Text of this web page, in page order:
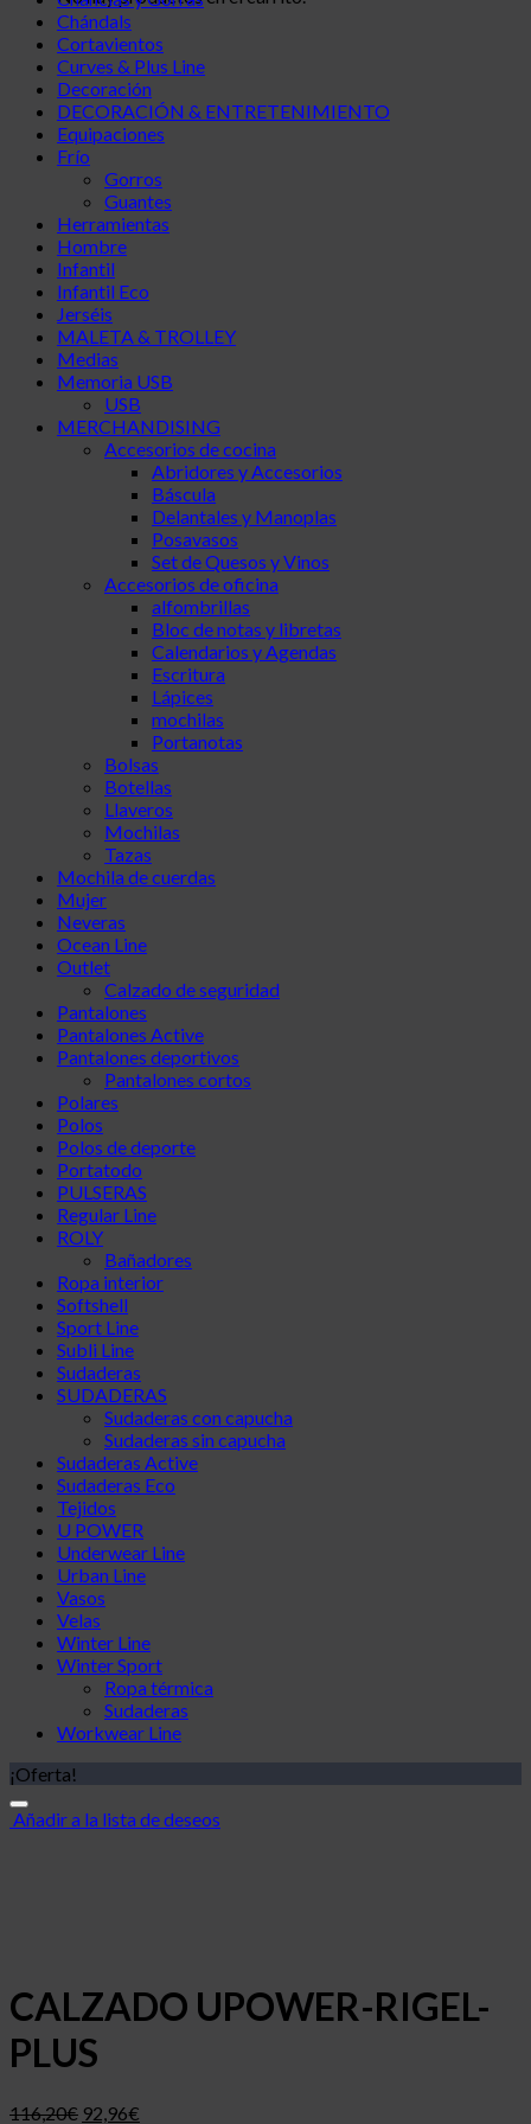
Chándals
Cortavientos
Curves & Plus Line
Decoración
DECORACIÓN & ENTRETENIMIENTO
Equipaciones
Frío
Gorros
Guantes
Herramientas
Hombre
Infantil
Infantil Eco
Jerséis
MALETA & TROLLEY
Medias
Memoria USB
USB
MERCHANDISING
Accesorios de cocina
Abridores y Accesorios
Báscula
Delantales y Manoplas
Posavasos
Set de Quesos y Vinos
Accesorios de oficina
alfombrillas
Bloc de notas y libretas
Calendarios y Agendas
Escritura
Lápices
mochilas
Portanotas
Bolsas
Botellas
Llaveros
Mochilas
Tazas
Mochila de cuerdas
Mujer
Neveras
Ocean Line
Outlet
Calzado de seguridad
Pantalones
Pantalones Active
Pantalones deportivos
Pantalones cortos
Polares
Polos
Polos de deporte
Portatodo
PULSERAS
Regular Line
ROLY
Bañadores
Ropa interior
Softshell
Sport Line
Subli Line
Sudaderas
SUDADERAS
Sudaderas con capucha
Sudaderas sin capucha
Sudaderas Active
Sudaderas Eco
Tejidos
U POWER
Underwear Line
Urban Line
Vasos
Velas
Winter Line
Winter Sport
Ropa térmica
Sudaderas
Workwear Line
¡Oferta!
Añadir a la lista de deseos
CALZADO UPOWER-RIGEL-
PLUS
116,20€ 92,96€